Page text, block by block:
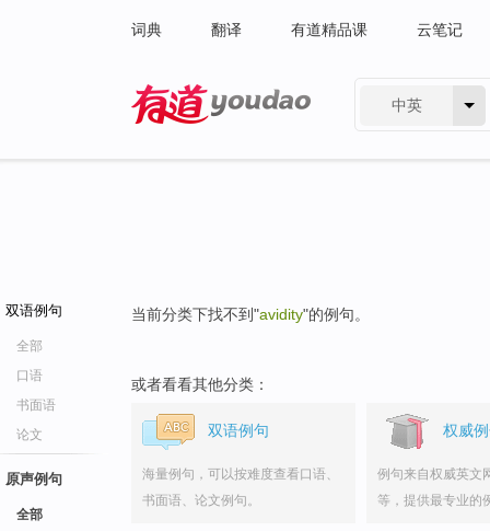
词典 翻译 有道精品课 云笔记
中英
双语例句
全部
口语
书面语
论文
原声例句
全部
当前分类下找不到"avidity"的例句。
或者看看其他分类：
双语例句
海量例句，可以按难度查看口语、
书面语、论文例句。
权威
例句来自权威英文
等，提供最专业的